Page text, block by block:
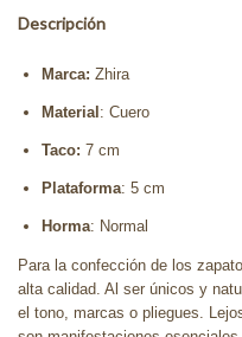
Descripción
Marca: Zhira
Material: Cuero
Taco: 7 cm
Plataforma: 5 cm
Horma: Normal
Para la confección de los
alta calidad. Al ser únicos y
el tono, marcas o pliegues.